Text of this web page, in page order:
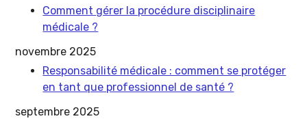
Comment gérer la procédure disciplinaire
médicale ?
novembre 2025
Responsabilité médicale : comment se protéger
en tant que professionnel de santé ?
septembre 2025